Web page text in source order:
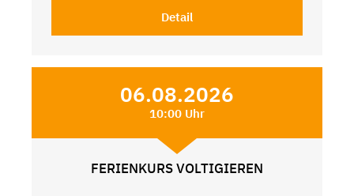
Detail
06.08.2026
10:00 Uhr
FERIENKURS VOLTIGIEREN